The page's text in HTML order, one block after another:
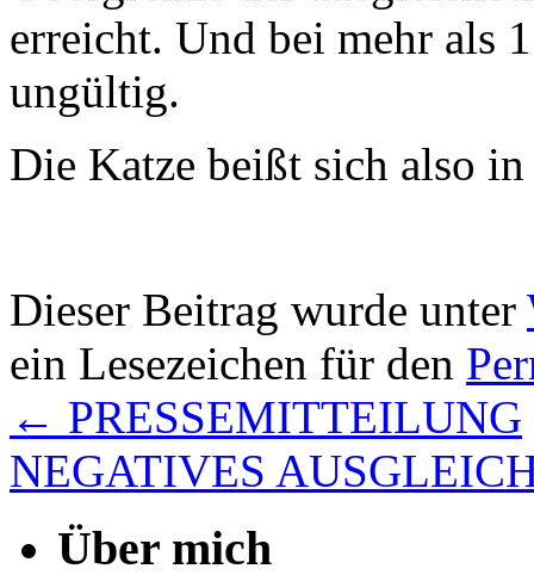
erreicht. Und bei mehr als
ungültig.
Die Katze beißt sich also
Dieser Beitrag wurde unter
ein Lesezeichen für den
← PRESSEMITTEILUNG
NEGATIVES
Über mich